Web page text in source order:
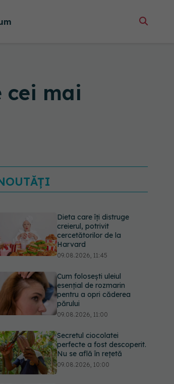
cei mai
Dieta care îți distruge
creierul, potrivit
cercetătorilor de la
Harvard
09.08.2026, 11:45
Cum folosești uleiul
esențial de rozmarin
pentru a opri căderea
părului
09.08.2026, 11:00
Secretul ciocolatei
perfecte a fost descoperit.
Nu se află în rețetă
09.08.2026, 10:00